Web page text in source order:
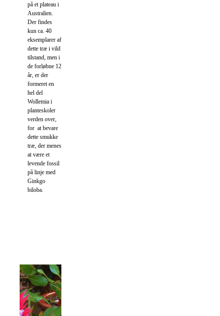
på et plateau i
Australien.
Der findes
kun ca. 40
eksemplarer af
dette træ i vild
tilstand, men i
de forløbne 12
år, er der
formeret en
hel del
Wollemia i
planteskoler
verden over,
for at bevare
dette smukke
træ, der menes
at være et
levende fossil
på linje med
Ginkgo
biloba.